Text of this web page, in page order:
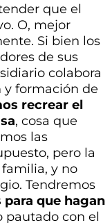
que el
O, mejor
Si bien los
de sus
colabora
y formación de
recrear el
, cosa que
las
pero la
y no
Tendremos
que hagan
pautado con el